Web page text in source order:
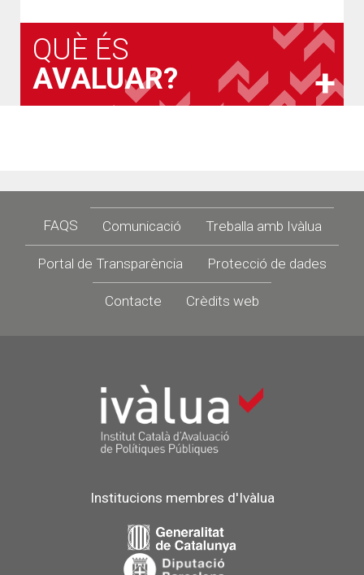
QUÈ ÉS
AVALUAR?
Footer
FAQS Comunicació Treballa amb Ivàlua
Portal de Transparència Protecció de dades
Contacte Crèdits web
Institucions membres d'Ivàlua